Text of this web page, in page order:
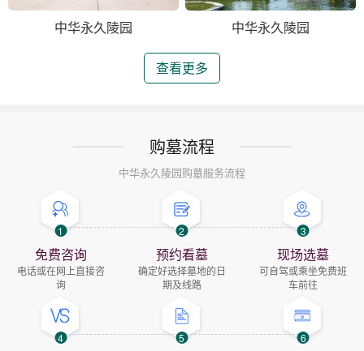
中华永久陵园 中华永久陵园
查看更多
购墓流程
中华永久陵园购墓服务流程
1
免费咨询
电话或在网上直接咨
询
2
预约看墓
确定好选择墓地的日
期及线路
3
现场选墓
可自驾或乘坐免费班
车前往
4 5 6